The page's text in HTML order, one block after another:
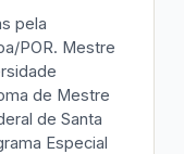
pela
POR. Mestre
de Mestre
de Santa
Especial